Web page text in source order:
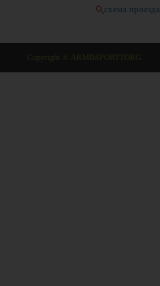
схема проезда
Copyright © ARMIMPORTTORG